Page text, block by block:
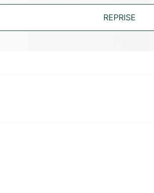
REPRISE